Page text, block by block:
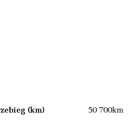
(km) 50 700km